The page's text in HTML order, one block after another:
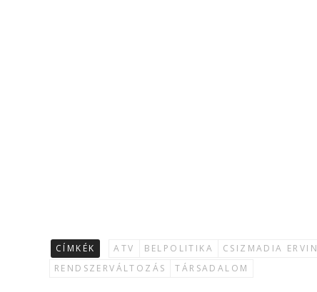
CÍMKÉK ATV BELPOLITIKA CSIZMADIA ERVIN
RENDSZERVÁLTOZÁS
TÁRSADALOM